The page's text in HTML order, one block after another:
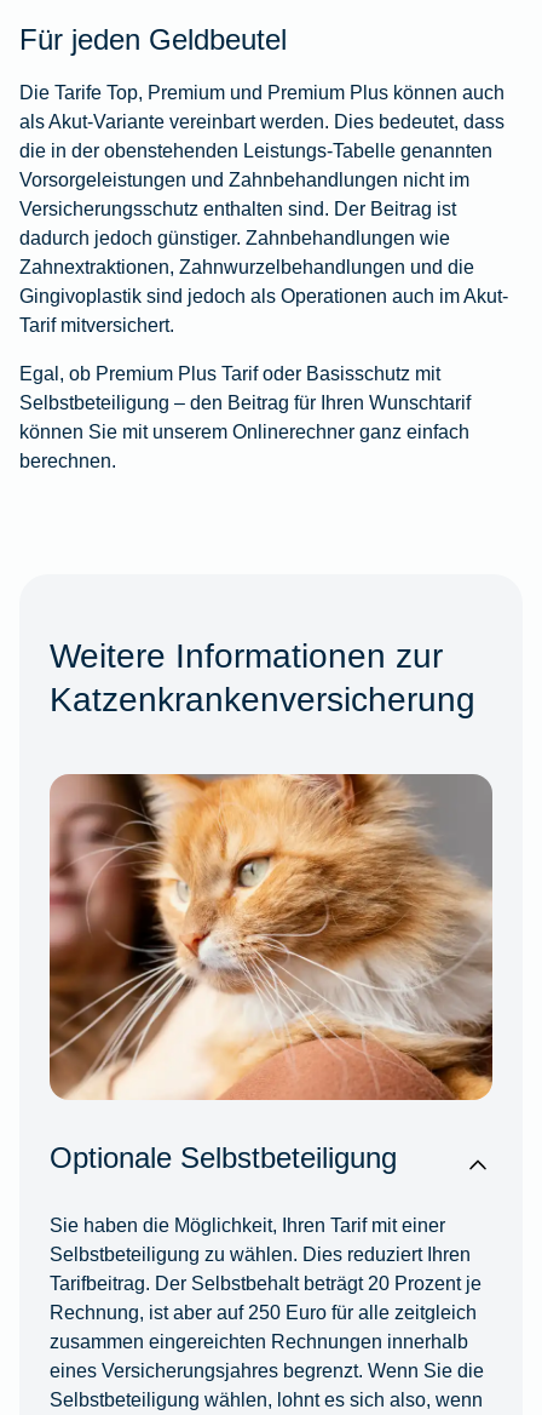
Für jeden Geldbeutel
Die Tarife Top, Premium und Premium Plus können auch
als Akut-Variante vereinbart werden. Dies bedeutet, dass
die in der obenstehenden Leistungs-Tabelle genannten
Vorsorgeleistungen und Zahnbehandlungen nicht im
Versicherungsschutz enthalten sind. Der Beitrag ist
dadurch jedoch günstiger. Zahnbehandlungen wie
Zahnextraktionen, Zahnwurzelbehandlungen und die
Gingivoplastik sind jedoch als Operationen auch im Akut-
Tarif mitversichert.
Egal, ob Premium Plus Tarif oder Basisschutz mit
Selbstbeteiligung – den Beitrag für Ihren Wunschtarif
können Sie mit unserem Onlinerechner ganz einfach
berechnen.
Weitere Informationen zur
Katzenkrankenversicherung
Optionale Selbstbeteiligung
Sie haben die Möglichkeit, Ihren Tarif mit einer
Selbstbeteiligung zu wählen. Dies reduziert Ihren
Tarifbeitrag. Der Selbstbehalt beträgt 20 Prozent je
Rechnung, ist aber auf 250 Euro für alle zeitgleich
zusammen eingereichten Rechnungen innerhalb
eines Versicherungsjahres begrenzt. Wenn Sie die
Selbstbeteiligung wählen, lohnt es sich also, wenn